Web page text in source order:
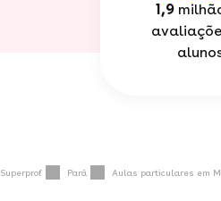
1,9
Superprof Pará Aulas particulares em